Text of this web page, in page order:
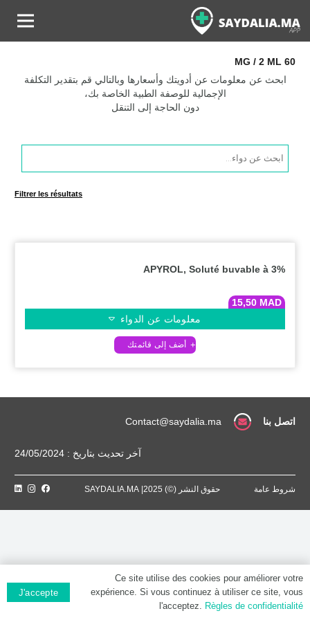
60 MG / 2 ML
ابحث عن معلومات عن أدويتك وأسعارها وبالتالي قم بتقدير التكلفة
الإجمالية للوصفة الطبية الخاصة بك،
دون الحاجة إلى التنقل
Products
search
Filtrer les résultats
APYROL, Soluté buvable à 3%
15,50 MAD
معلومات عن الدواء
اتصل بنا Contact@saydalia.ma
آخر تحديث بتاريخ : 24/05/2024
شروط عامة حقوق النشر (©) 2025| SAYDALIA.MA
Ce site utilise des cookies pour améliorer votre
expérience. Si vous continuez à utiliser ce site, vous
l'acceptez. Règles de confidentialité
J'accepte